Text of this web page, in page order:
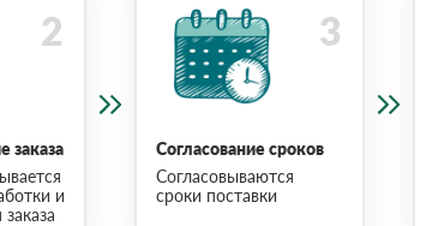
заказа
и
Согласование сроков
Согласовываются
сроки поставки